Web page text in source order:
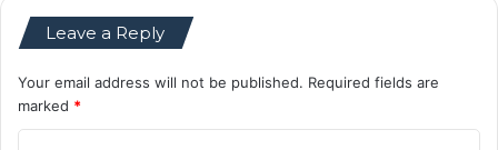
Leave a Reply
Your email address will not be published. Required fields are
marked *